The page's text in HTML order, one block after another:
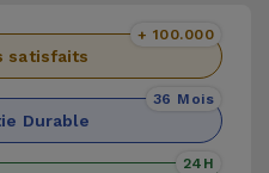
satisfaits
+ 100.000
Durable
36 Mois
24H